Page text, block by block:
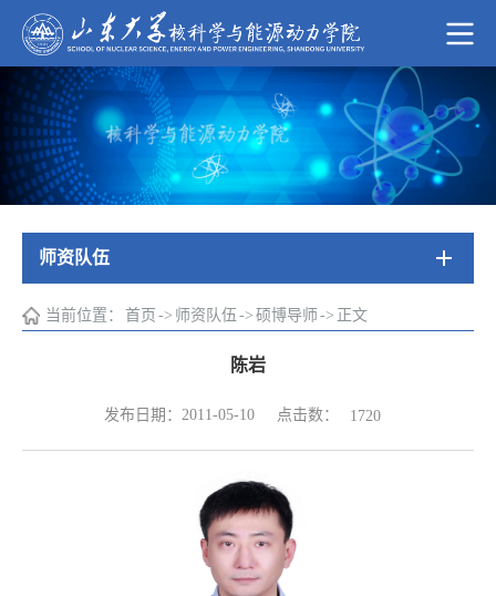
师资队伍
当前位置： 首页 -> 师资队伍 -> 硕博导师 -> 正文
陈岩
发布日期：2011-05-10 点击数： 1720